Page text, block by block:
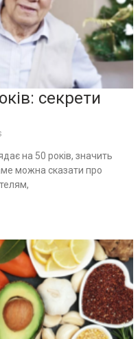
секрети
на 50 років, значить
можна сказати про